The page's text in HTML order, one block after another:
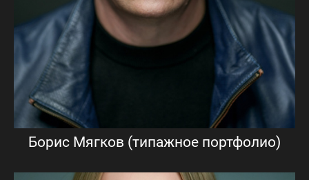
Борис Мягков (типажное портфолио)